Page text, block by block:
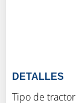
DETALLES
Tipo de tractor